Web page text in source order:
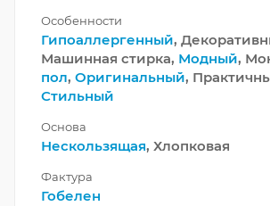
Особенности
Гипоаллергенный,
Машинная стирка, Модный,
пол, Оригинальный,
Стильный
Основа
Нескользящая, Хлопковая
Фактура
Гобелен